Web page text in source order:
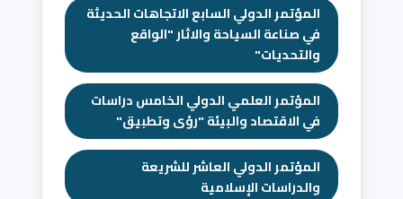
المؤتمر الدولي السابع الاتجاهات الحديثة
في صناعة السياحة والاثار "الواقع
والتحديات"
المؤتمر العلمي الدولي الخامس دراسات
في الاقتصاد والبيئة "رؤى وتطبيق"
المؤتمر الدولي العاشر للشريعة
والدراسات الإسلامية